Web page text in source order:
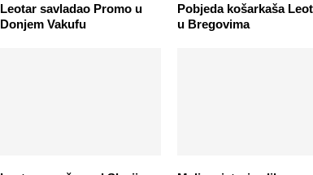
Leotar savladao Promo u
Donjem Vakufu
Pobjeda košarkaša
u Bregovima